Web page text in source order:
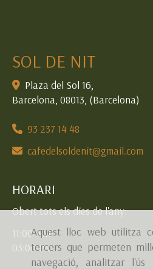
Aquest lloc web utilitza
tercers que permeten
navegació, analitzar
SOL DE NIT
Plaza del Sol 16,
Barcelona 08013 (Barcelona)
93 237 14 48
cafedelsoldenit
gmail.com
HORARI
Obert tots els dies de l'any:
11:00-AM
03:00-PM